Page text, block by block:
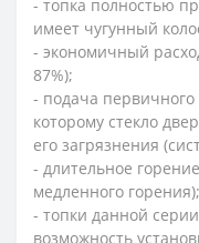
- топка полностью
имеет чугунный
- экономичный
87%);
- подача первичного
которому стекло
его загрязнения
- длительное
медленного горения);
- топки данной
возможность